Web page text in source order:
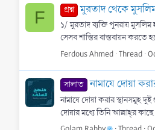
F প্রশ্ন মুরতাদ থেকে
১/ মুরতাদ ব্যক্তি পুনরায় মুসলিম
সেসব শাস্তির বাস্তবায়ন
Ferdous Ahmed Thread
সালাত নামাযে দোয়া
নামাযে দোয়া করার স্থানসমূহ
দোয়ার মধ্যে তিনি আল্লাহ্‌র